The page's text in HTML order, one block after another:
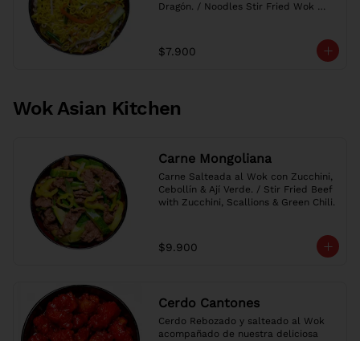
Dragón. / Noodles Stir Fried Wok
$7.900
Wok Asian Kitchen
Carne Mongoliana
Carne Salteada al Wok con Zucchini,
Cebollín & Ají Verde. / Stir Fried Beef
with Zucchini, Scallions & Green Chili.
$9.900
Cerdo Cantones
Cerdo Rebozado y salteado al Wok
acompañado de nuestra deliciosa